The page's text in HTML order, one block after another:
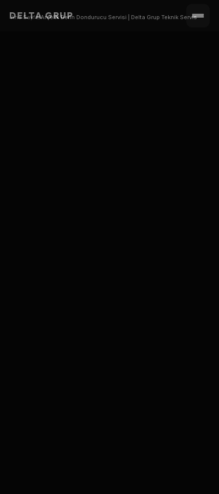
DELTA GRUP
Ana Sayfa/Arçelik Derin Dondurucu Servisi | Delta Grup Teknik Servis